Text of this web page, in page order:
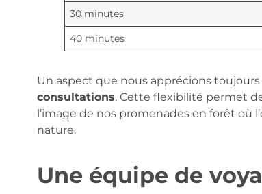
30 minutes
40 minutes
Un aspect que nous apprécions toujours
consultations. Cette flexibilité permet
l’image de nos promenades en forêt où
nature.
Une équipe de